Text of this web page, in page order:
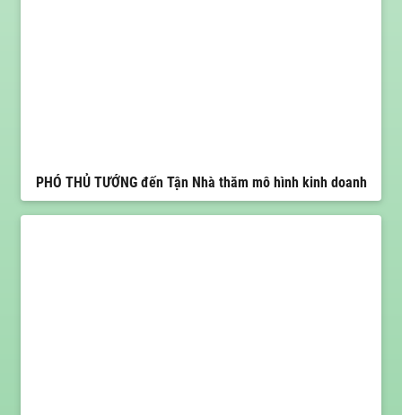
PHÓ THỦ TƯỚNG đến Tận Nhà thăm mô hình kinh doanh